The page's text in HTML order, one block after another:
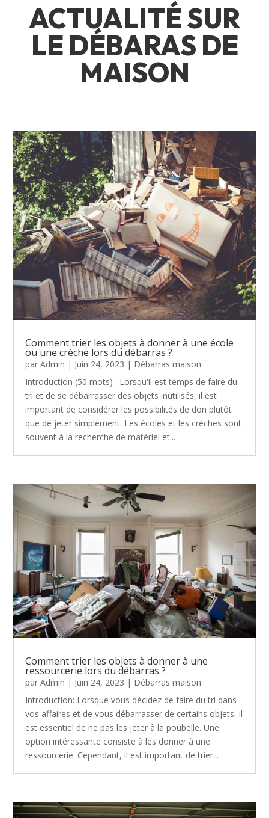
ACTUALITÉ SUR
LE DÉBARAS DE
MAISON
Comment trier les objets à donner à une école
ou une crèche lors du débarras ?
parAdmin | Juin 24, 2023 | Débarras maison
Introduction (50 mots) : Lorsqu'il est temps de faire du
tri et de se débarrasser des objets inutilisés, il est
important de considérer les possibilités de don plutôt
que de jeter simplement. Les écoles et les crèches sont
souvent à la recherche de matériel et...
Comment trier les objets à donner à une
ressourcerie lors du débarras ?
parAdmin | Juin 24, 2023 | Débarras maison
Introduction: Lorsque vous décidez de faire du tri dans
vos affaires et de vous débarrasser de certains objets, il
est essentiel de ne pas les jeter à la poubelle. Une
option intéressante consiste à les donner à une
ressourcerie. Cependant, il est important de trier...